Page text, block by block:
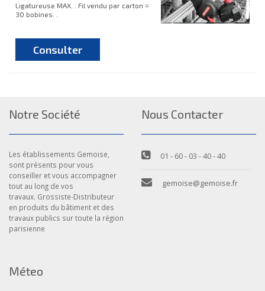
Ligatureuse MAX. . Fil vendu par carton =
30 bobines. .
Consulter
Notre Société
Les établissements Gemoise,
sont présents pour vous
conseiller et vous accompagner
tout au long de vos
travaux. Grossiste-Distributeur
en produits du bâtiment et des
travaux publics sur toute la région
parisienne
Nous Contacter
01 - 60 - 03 - 40 - 40
gemoise@gemoise.fr
Méteo